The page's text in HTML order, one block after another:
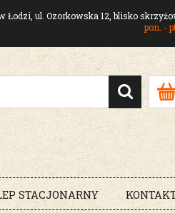
Łodzi, ul. Ozorkowska 12, blisko
pon. -
STACJONARNY